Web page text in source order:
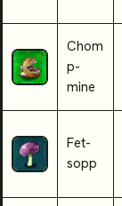
Chom
p-
mine
Fet-
sopp